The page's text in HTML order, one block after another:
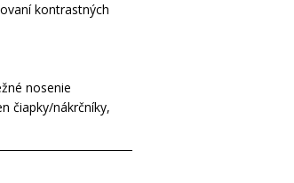
kontrastných
nosenie
čiapky/nákrčníky,